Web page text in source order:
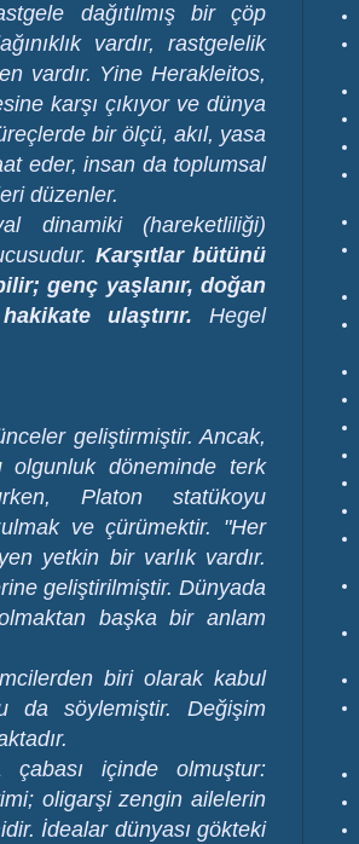
dağıtılmış bir çöp
vardır, rastgelelik
vardır. Yine Herakleitos,
karşı çıkıyor ve dünya
bir ölçü, akıl, yasa
eder, insan da toplumsal
düzenler.
dinamiki (hareketliliği)
Karşıtlar bütünü
genç yaşlanır, doğan
ulaştırır. Hegel
geliştirmiştir. Ancak,
olgunluk döneminde terk
Platon statükoyu
ve çürümektir. "Her
yetkin bir varlık vardır.
geliştirilmiştir. Dünyada
başka bir anlam
biri olarak kabul
da söylemiştir. Değişim
çabası içinde olmuştur:
oligarşi zengin ailelerin
İdealar dünyası gökteki